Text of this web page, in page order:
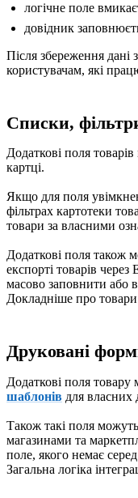
логічне поле
довідник
Після збереження дані
користувачам, які
Списки,
Додаткові поля
картці.
Якщо для поля
фільтрах картотеки
товари за власними
Додаткові поля також
експорті товарів
масово заповнити або
Докладніше про
Друковані
Додаткові поля
шаблонів для власних
Також такі поля
магазинами та
поле, якого немає
Загальна логіка